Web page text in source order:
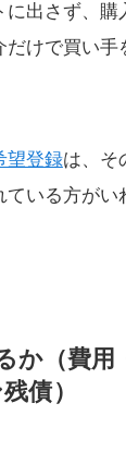
出さず、購
けで買い手
望登録は、そ
いる方がい
か（費用
債）